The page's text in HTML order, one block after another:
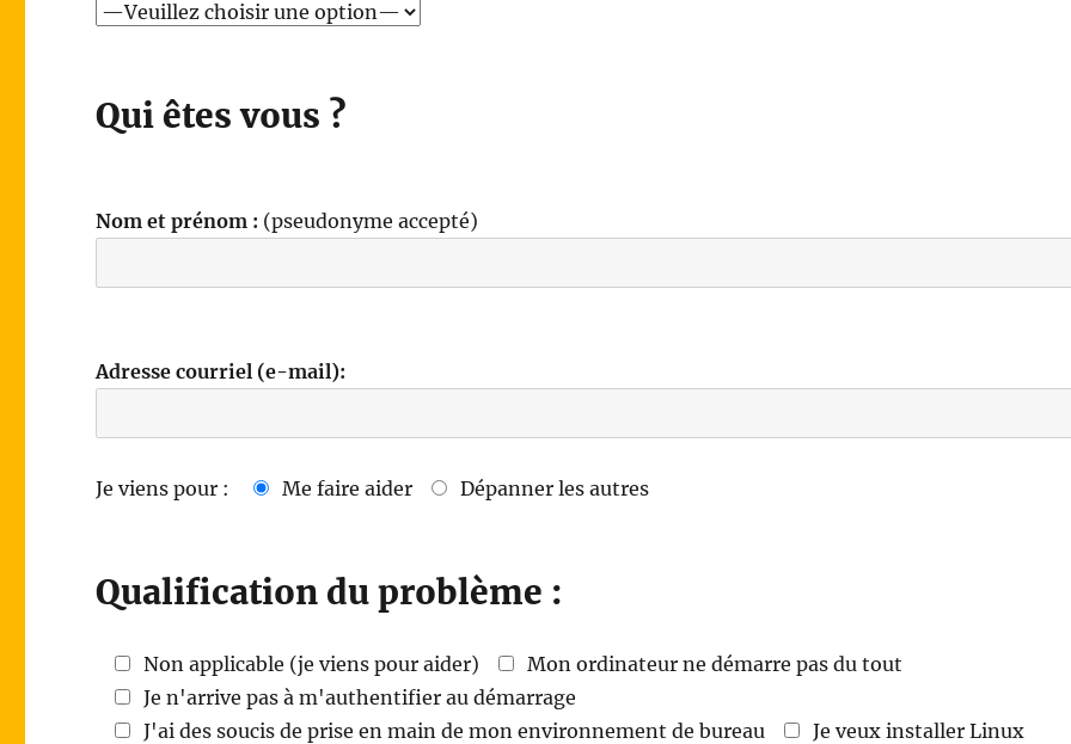
Qui êtes vous ?
Nom et prénom : (pseudonyme accepté)
Adresse courriel (e-mail):
Je viens pour : Me faire aider Dépanner les autres
Qualification du problème :
Non applicable (je viens pour aider)
Mon ordinateur ne démarre pas du tout
Je n'arrive pas à m'authentifier au démarrage
J'ai des soucis de prise en main de mon environnement de bureau
Je veux installer Linux